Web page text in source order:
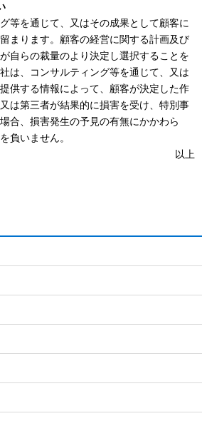
等を通じて、又はその成果として顧客に
まります。顧客の経営に関する計画及び
自らの裁量のより決定し選択することを
は、コンサルティング等を通じて、又は
供する情報によって、顧客が決定した作
は第三者が結果的に損害を受け、特別事
合、損害発生の予見の有無にかかわら
負いません。
以上